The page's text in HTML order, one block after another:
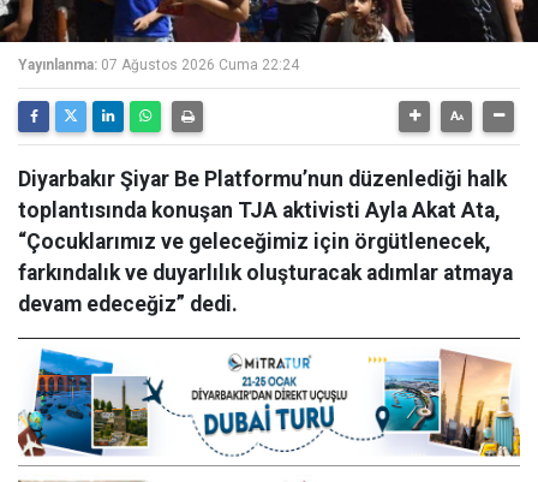
Yayınlanma: 07 Ağustos 2026 Cuma 22:24
Diyarbakır Şiyar Be Platformu’nun düzenlediği halk
toplantısında konuşan TJA aktivisti Ayla Akat Ata,
“Çocuklarımız ve geleceğimiz için örgütlenecek,
farkındalık ve duyarlılık oluşturacak adımlar atmaya
devam edeceğiz” dedi.